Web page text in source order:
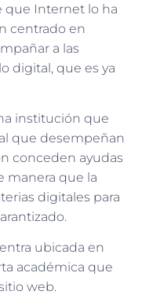
que Internet lo ha
centrado en
a las
digital, que es ya
institución que
que desempeñan
conceden ayudas
manera que la
digitales para
ubicada en
académica que
web.